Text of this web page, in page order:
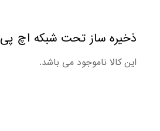
ذخیره ساز تحت شبکه اچ پی MSA 2040 K2R79A
این کالا ناموجود می باشد.